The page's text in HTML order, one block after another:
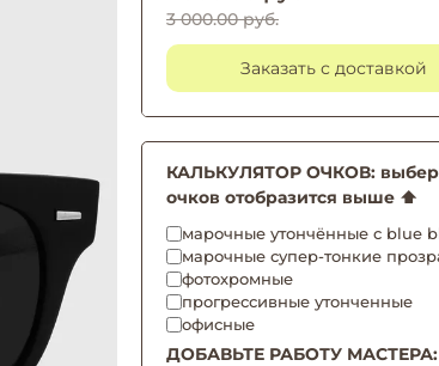
3 000.00 руб.
Заказать с доставкой
КАЛЬКУЛЯТОР ОЧКОВ:
очков отобразится выше ⬆️
марочные утончённые с blue
марочные супер-тонкие
фотохромные
прогрессивные утонченные
офисные
ДОБАВЬТЕ РАБОТУ МАСТЕРА: